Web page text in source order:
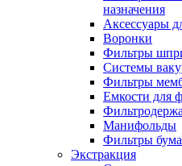
назначения
Аксессуары
Воронки
Фильтры
Системы
Фильтры
Емкости для
Манифольды
Фильтры
Экстракция